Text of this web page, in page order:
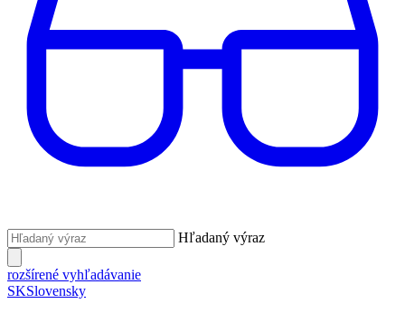
Hľadaný výraz
rozšírené vyhľadávanie
SKSlovensky